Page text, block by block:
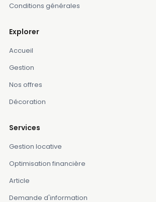
Conditions générales
Explorer
Accueil
Gestion
Nos offres
Décoration
Services
Gestion locative
Optimisation financière
Article
Demande d'information